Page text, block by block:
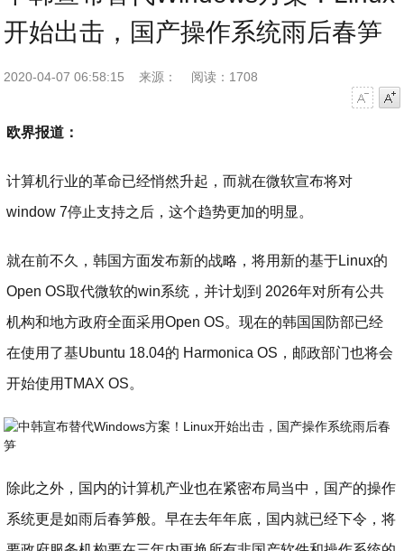
开始出击，国产操作系统雨后春笋
2020-04-07 06:58:15 来源：
阅读：1708
欧界报道：
计算机行业的革命已经悄然升起，而就在微软宣布将对
window 7停止支持之后，这个趋势更加的明显。
就在前不久，韩国方面发布新的战略，将用新的基于Linux的
Open OS取代微软的win系统，并计划到 2026年对所有公共
机构和地方政府全面采用Open OS。现在的韩国国防部已经
在使用了基Ubuntu 18.04的 Harmonica OS，邮政部门也将会
开始使用TMAX OS。
​除此之外，国内的计算机产业也在紧密布局当中，国产的操作
系统更是如雨后春笋般。早在去年年底，国内就已经下令，将